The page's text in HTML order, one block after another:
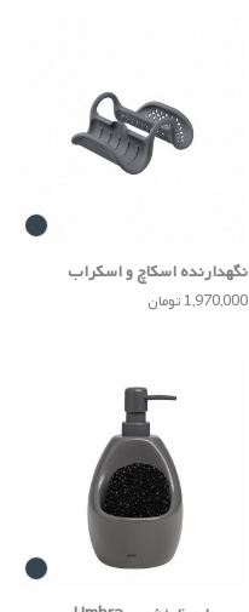
نگهدارنده اسکاچ و اسکراب
ظرفشویی Umbra
1,970,000 تومان